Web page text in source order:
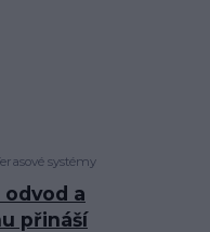
systémy
a
přináší